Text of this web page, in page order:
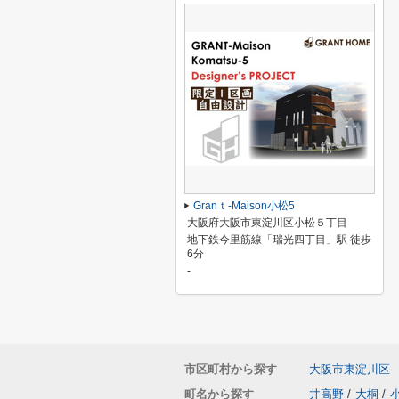
Granｔ-Maison小松5
大阪府大阪市東淀川区小松５丁目
地下鉄今里筋線「瑞光四丁目」駅 徒歩
6分
-
市区町村から探す
大阪市東淀川区
町名から探す
井高野 / 大桐 /